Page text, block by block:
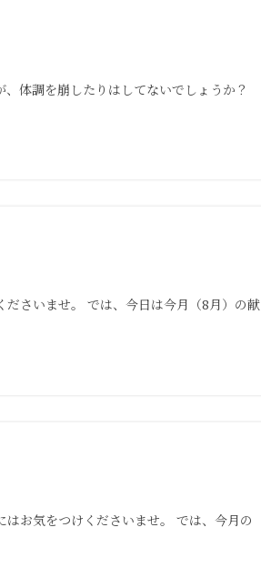
体調を崩したりはしてないでしょうか？
ださいませ。 では、今日は今月（8月）の献
はお気をつけくださいませ。 では、今月の